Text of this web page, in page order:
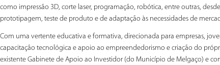
como impressão 3D, corte laser, programação, robótica, entre outras,
prototipagem, teste de produto e de adaptação às necessidades de
Com uma vertente educativa e formativa, direcionada para empresas,
capacitação tecnológica e apoio ao empreendedorismo e criação do
existente Gabinete de Apoio ao Investidor (do Município de Melgaço) e